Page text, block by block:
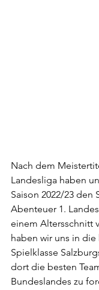
Nach dem
Landesliga haben
Saison 2022/23 den
Abenteuer 1.
einem Altersschnitt
haben wir uns in die
Spielklasse
dort die besten
Bundeslandes zu